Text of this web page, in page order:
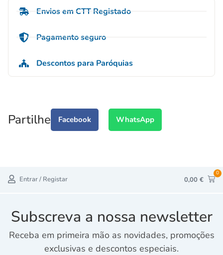
Envios em CTT Registado
Pagamento seguro
Descontos para Paróquias
Partilhe Facebook WhatsApp
Entrar / Registar 0,00 €
0
Subscreva a nossa newsletter
Receba em primeira mão as novidades, promoções
exclusivas e descontos especiais.